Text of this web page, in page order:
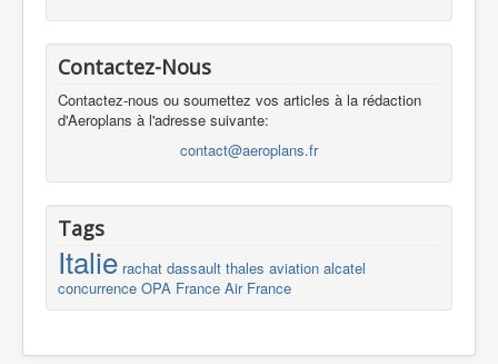
Contactez-Nous
Contactez-nous ou soumettez vos articles à la rédaction
d'Aeroplans à l'adresse suivante:
contact@aeroplans.fr
Tags
Italie rachat dassault thales aviation alcatel
concurrence OPA France Air France